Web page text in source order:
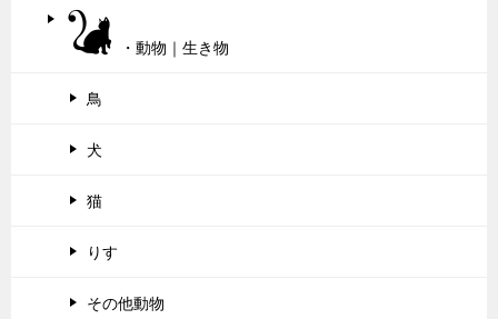
・動物｜生き物
鳥
犬
猫
りす
その他動物